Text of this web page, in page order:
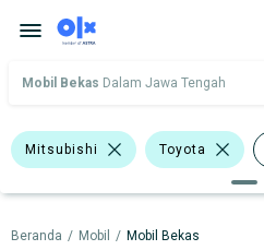
Mobil Bekas Dalam Jawa Tengah
Mitsubishi Toyota
Merek Dan Model Tahun
Tipe Bodi Tipe Membership
Beranda / Mobil / Mobil Bekas